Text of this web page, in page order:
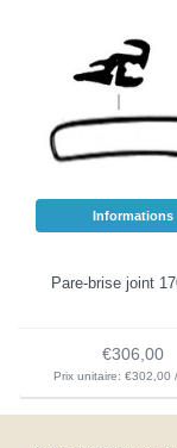
Informations
Pare-brise joint
€306,00
Prix unitaire: €302,00